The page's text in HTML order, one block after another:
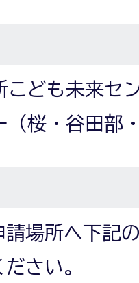
こども未来セ
（桜・谷田部
請場所へ下記
さい。